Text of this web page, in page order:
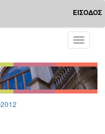
ΕΙΣΟΔΟΣ
Toggle
2012